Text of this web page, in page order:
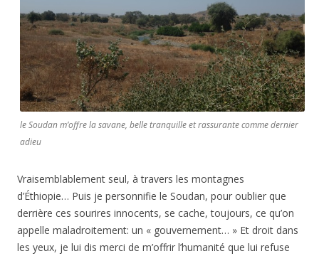
le Soudan m’offre la savane, belle tranquille et rassurante comme dernier
adieu
Vraisemblablement seul, à travers les montagnes
d’Éthiopie… Puis je personnifie le Soudan, pour oublier que
derrière ces sourires innocents, se cache, toujours, ce qu’on
appelle maladroitement: un « gouvernement… » Et droit dans
les yeux, je lui dis merci de m’offrir l’humanité que lui refuse